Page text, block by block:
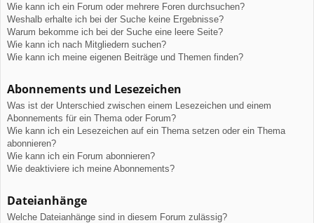
Wie kann ich ein Forum oder mehrere Foren durchsuchen?
Weshalb erhalte ich bei der Suche keine Ergebnisse?
Warum bekomme ich bei der Suche eine leere Seite?
Wie kann ich nach Mitgliedern suchen?
Wie kann ich meine eigenen Beiträge und Themen finden?
Abonnements und Lesezeichen
Was ist der Unterschied zwischen einem Lesezeichen und einem
Abonnements für ein Thema oder Forum?
Wie kann ich ein Lesezeichen auf ein Thema setzen oder ein Thema
abonnieren?
Wie kann ich ein Forum abonnieren?
Wie deaktiviere ich meine Abonnements?
Dateianhänge
Welche Dateianhänge sind in diesem Forum zulässig?